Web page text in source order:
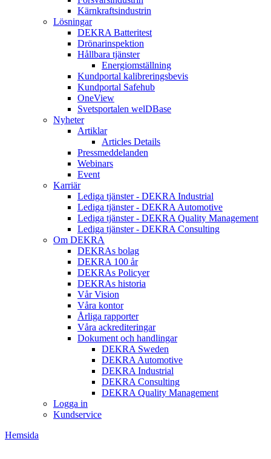
Kärnkraftsindustrin
Lösningar
DEKRA Batteritest
Drönarinspektion
Hållbara tjänster
Energiomställning
Kundportal kalibreringsbevis
Kundportal Safehub
OneView
Svetsportalen welDBase
Nyheter
Artiklar
Articles Details
Pressmeddelanden
Webinars
Event
Karriär
Lediga tjänster - DEKRA Industrial
Lediga tjänster - DEKRA Automotive
Lediga tjänster - DEKRA Quality Management
Lediga tjänster - DEKRA Consulting
Om DEKRA
DEKRAs bolag
DEKRA 100 år
DEKRAs Policyer
DEKRAs historia
Vår Vision
Våra kontor
Årliga rapporter
Våra ackrediteringar
Dokument och handlingar
DEKRA Sweden
DEKRA Automotive
DEKRA Industrial
DEKRA Consulting
DEKRA Quality Management
Logga in
Kundservice
Hemsida